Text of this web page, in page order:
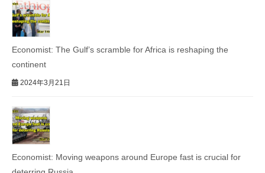
Economist: The Gulf’s scramble for Africa is reshaping the
continent
2024年3月21日
Economist: Moving weapons around Europe fast is crucial for